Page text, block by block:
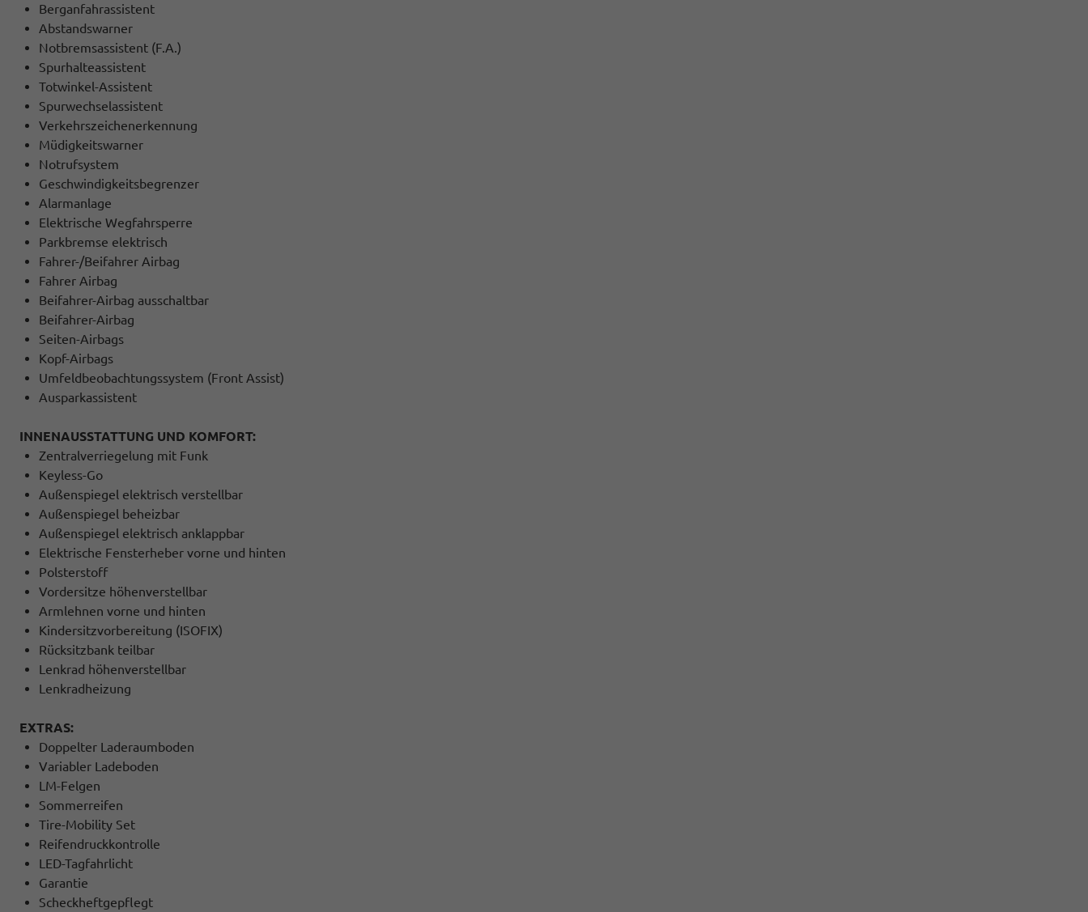
Berganfahrassistent
Abstandswarner
Notbremsassistent (F.A.)
Spurhalteassistent
Totwinkel-Assistent
Spurwechselassistent
Verkehrszeichenerkennung
Müdigkeitswarner
Notrufsystem
Geschwindigkeitsbegrenzer
Alarmanlage
Elektrische Wegfahrsperre
Parkbremse elektrisch
Fahrer-/Beifahrer Airbag
Fahrer Airbag
Beifahrer-Airbag ausschaltbar
Beifahrer-Airbag
Seiten-Airbags
Kopf-Airbags
Umfeldbeobachtungssystem (Front Assist)
Ausparkassistent
INNENAUSSTATTUNG UND KOMFORT:
Zentralverriegelung mit Funk
Keyless-Go
Außenspiegel elektrisch verstellbar
Außenspiegel beheizbar
Außenspiegel elektrisch anklappbar
Elektrische Fensterheber vorne und hinten
Polsterstoff
Vordersitze höhenverstellbar
Armlehnen vorne und hinten
Kindersitzvorbereitung (ISOFIX)
Rücksitzbank teilbar
Lenkrad höhenverstellbar
Lenkradheizung
EXTRAS:
Doppelter Laderaumboden
Variabler Ladeboden
LM-Felgen
Sommerreifen
Tire-Mobility Set
Reifendruckkontrolle
LED-Tagfahrlicht
Garantie
Scheckheftgepflegt